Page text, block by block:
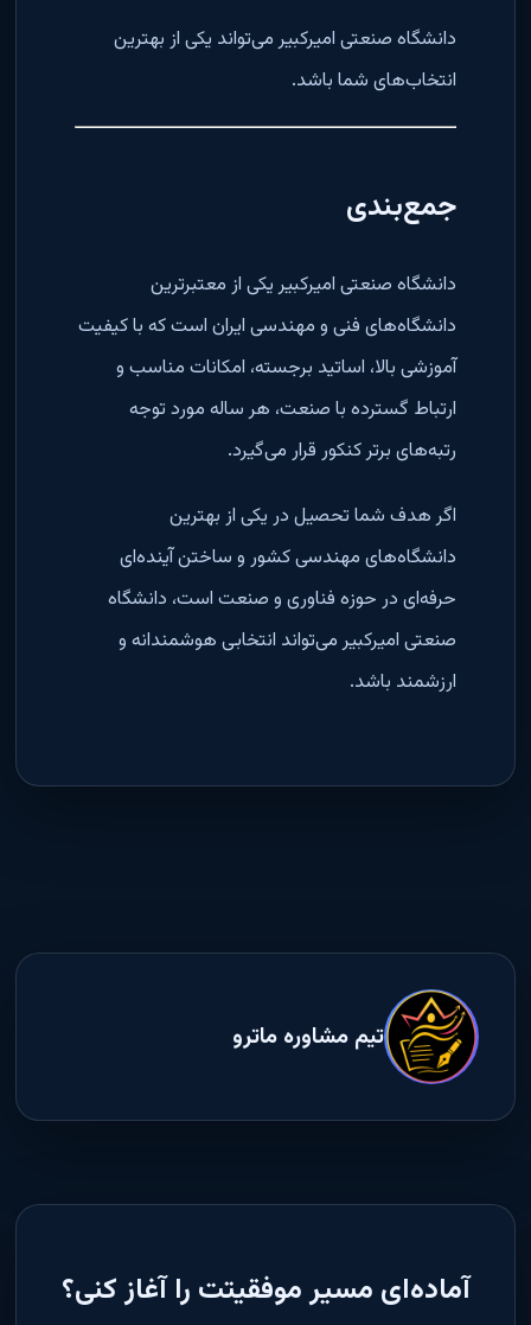
دانشگاه صنعتی امیرکبیر می‌تواند یکی از بهترین
انتخاب‌های شما باشد.
جمع‌بندی
دانشگاه صنعتی امیرکبیر یکی از معتبرترین
دانشگاه‌های فنی و مهندسی ایران است که با کیفیت
آموزشی بالا، اساتید برجسته، امکانات مناسب و
ارتباط گسترده با صنعت، هر ساله مورد توجه
رتبه‌های برتر کنکور قرار می‌گیرد.
اگر هدف شما تحصیل در یکی از بهترین
دانشگاه‌های مهندسی کشور و ساختن آینده‌ای
حرفه‌ای در حوزه فناوری و صنعت است، دانشگاه
صنعتی امیرکبیر می‌تواند انتخابی هوشمندانه و
ارزشمند باشد.
تیم مشاوره ماترو
آماده‌ای مسیر موفقیتت را آغاز کنی؟